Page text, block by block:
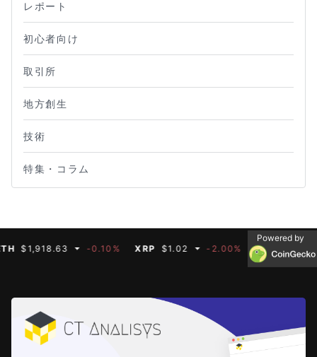
レポート
初心者向け
取引所
地方創生
技術
特集・コラム
-0.10% XRP $1.02 -2.00% BNB $592.66
Powered by